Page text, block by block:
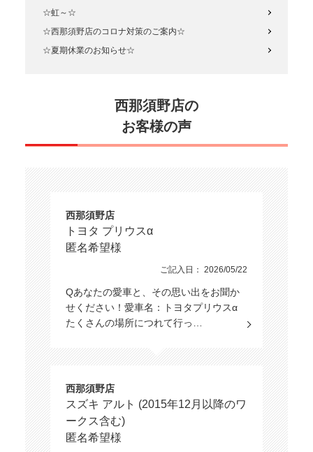
☆虹～☆
☆西那須野店のコロナ対策のご案内☆
☆夏期休業のお知らせ☆
西那須野店の
お客様の声
西那須野店
トヨタ プリウスα
匿名希望様
ご記入日： 2026/05/22
Qあなたの愛車と、その思い出をお聞か
せください！愛車名：トヨタプリウスα
たくさんの場所につれて行っ…
西那須野店
スズキ アルト (2015年12月以降のワ
ークス含む)
匿名希望様